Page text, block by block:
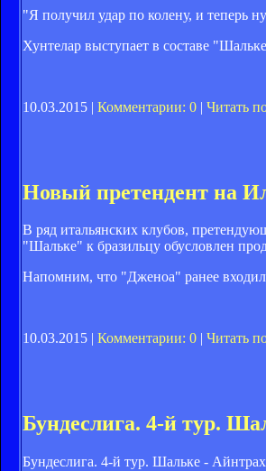
"Я получил удар по колену, и теперь
Хунтелар выступает в составе
10.03.2015 | Комментарии: 0 | Читать
Новый претендент на
В ряд итальянских клубов,
"Шальке" к бразильцу обусловлен
Напомним, что "Дженоа" ранее
10.03.2015 | Комментарии: 0 | Читать
Бундеслига. 4-й тур.
Бундеслига. 4-й тур. Шальке -